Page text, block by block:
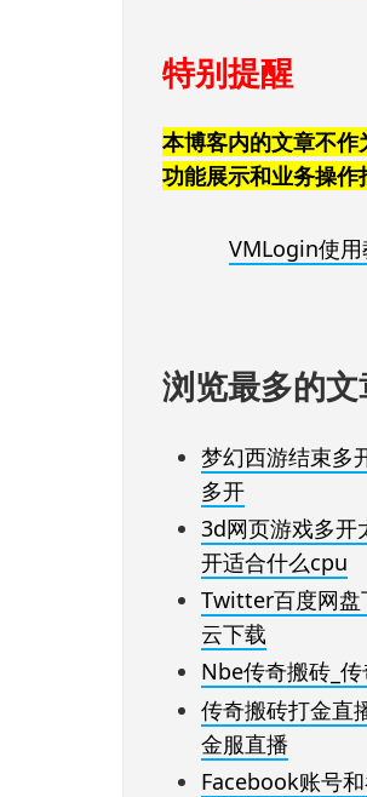
特别提醒
本博客内的文章不
功能展示和业务操作
VMLogin使
浏览最多的文
梦幻西游结束多
多开
3d网页游戏多开
开适合什么cpu
Twitter百度网
云下载
Nbe传奇搬砖_
传奇搬砖打金直
金服直播
Facebook账号